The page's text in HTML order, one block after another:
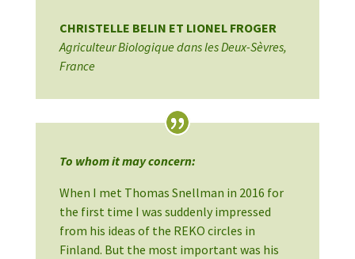
CHRISTELLE BELIN ET LIONEL FROGER
Agriculteur Biologique dans les Deux-Sèvres,
France
To whom it may concern:
When I met Thomas Snellman in 2016 for
the first time I was suddenly impressed
from his ideas of the REKO circles in
Finland. But the most important was his